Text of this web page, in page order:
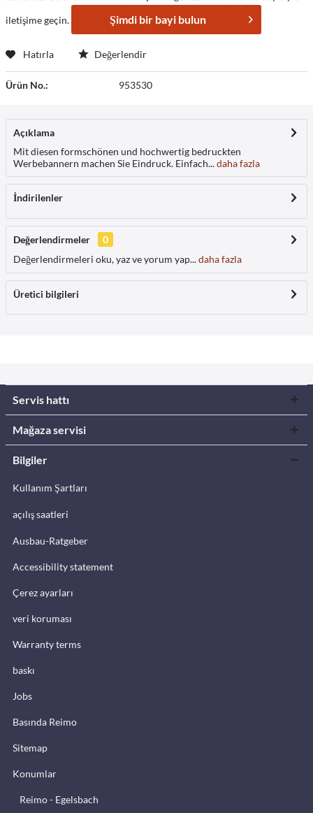
iletişime geçin.
Şimdi bir bayi bulun
Hatırla Değerlendir
Ürün No.: 953530
Açıklama
Mit diesen formschönen und hochwertig bedruckten
Werbebannern machen Sie Eindruck. Einfach...daha fazla
İndirilenler
Değerlendirmeler
0
Değerlendirmeleri oku, yaz ve yorum yap...daha fazla
Üretici bilgileri
Servis hattı
Mağaza servisi
Bilgiler
Kullanım Şartları
açılış saatleri
Ausbau-Ratgeber
Accessibility statement
Çerez ayarları
veri koruması
Warranty terms
baskı
Jobs
Basında Reimo
Sitemap
Konumlar
Reimo - Egelsbach